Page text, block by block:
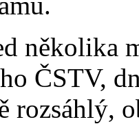
několika
ČSTV,
rozsáhlý,